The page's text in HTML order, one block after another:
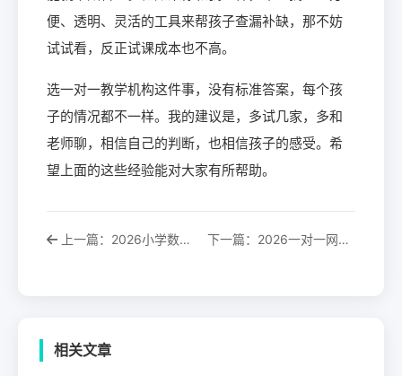
便、透明、灵活的工具来帮孩子查漏补缺，那不妨
试试看，反正试课成本也不高。
选一对一教学机构这件事，没有标准答案，每个孩
子的情况都不一样。我的建议是，多试几家，多和
老师聊，相信自己的判断，也相信孩子的感受。希
望上面的这些经验能对大家有所帮助。
上一篇：2026小学数学网课平台推荐：一份全维度 下一篇：2026一对一网课平台哪家最好？全维度测
相关文章